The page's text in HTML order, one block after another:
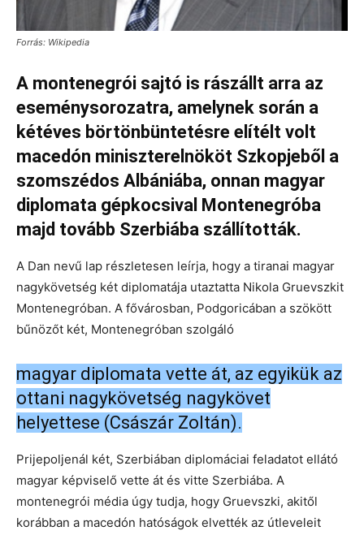
Forrás: Wikipedia
A montenegrói sajtó is rászállt arra az
eseménysorozatra, amelynek során a
kétéves börtönbüntetésre elítélt volt
macedón miniszterelnököt Szkopjeből a
szomszédos Albániába, onnan magyar
diplomata gépkocsival Montenegróba
majd tovább Szerbiába szállították.
A Dan nevű lap részletesen leírja, hogy a tiranai magyar
nagykövetség két diplomatája utaztatta Nikola Gruevszkit
Montenegróban. A fővárosban, Podgoricában a szökött
bűnözőt két, Montenegróban szolgáló
magyar diplomata vette át, az egyikük az
ottani nagykövetség nagykövet
helyettese (Császár Zoltán).
Prijepoljenál két, Szerbiában diplomáciai feladatot ellátó
magyar képviselő vette át és vitte Szerbiába. A
montenegrói média úgy tudja, hogy Gruevszki, akitől
korábban a macedón hatóságok elvették az útleveleit